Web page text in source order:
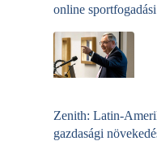
online
Zenith: Latin-
gazdasági